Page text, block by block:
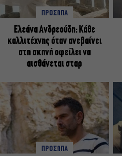
ΠΡΟΣΩΠΑ
Ελεάνα Ανδρεούδη: Κάθε
καλλιτέχνης όταν ανεβαίνει
στη σκηνή οφείλει να
αισθάνεται σταρ
ΠΡΟΣΩΠΑ